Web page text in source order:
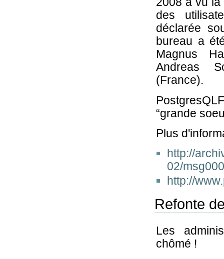
des
déclarée
bureau a
Magnus
Andreas
(France).
“grande
Plus
http://
02/
http://
Refonte
Les
chômé !